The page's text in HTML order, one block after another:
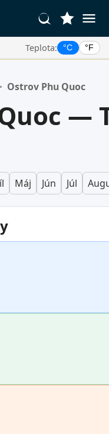
Teplota: °C °F
Ostrov Phu Quoc
—
Máj Jún Júl